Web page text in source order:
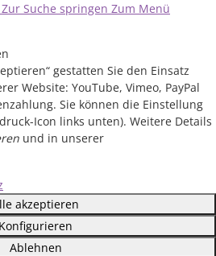
Zur Suche springen Zum Menü
gestatten Sie den Einsatz
Website: YouTube, Vimeo, PayPal
Sie können die Einstellung
Icon links unten). Weitere Details
und in unserer
akzeptieren
Konfigurieren
Ablehnen